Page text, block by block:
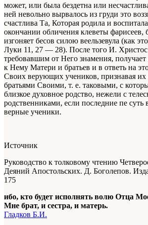
может, или была бездетна или
ней невольно вырвалось из груди это
счастлива Та, Которая родила и
окончании обличения клеветы фарисеев,
изгоняет бесов силою веельзевула (как
Луки 11, 27 — 28). После того И. Христос
требовавшим от Него знамения,
к Нему Матери и братьев и в ответь на
Своих верующих учеников, признавая
братьями Своими, т. е. таковыми, с
близкое духовное родство, нежели с
родственниками, если последние пе суть
верные ученики.
Источник
Руководство к толковому чтению
Деяний Апостольских. Д. Боголепов.
175
ибо, кто будет исполнять волю Отца
Мне брат, и сестра, и матерь.
Гладков Б.И.